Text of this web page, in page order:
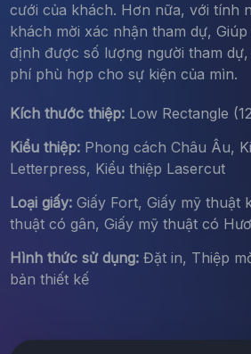
cưới của khách. Hơn nữa, với tính
khách mời xác nhận tham dự,
định được số lượng người tham
phí phù hợp cho sự kiện của mìn.
Kích thước thiệp:Low Rectangle
Kiểu thiệp:Phong cách Châu Âu,
Letterpress, Kiểu thiệp Lasercut
Loại giấy:Giấy Fort, Giấy mỹ thuật
thuật có gân, Giấy mỹ thuật có
Hình thức sử dụng:Đặt in, Thiệp
bản thiết kế